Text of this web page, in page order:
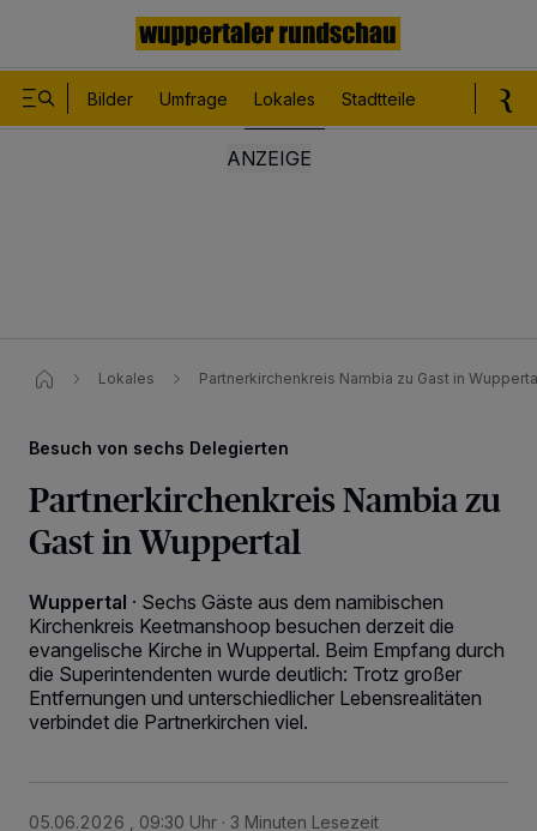
Bilder Umfrage Lokales Stadtteile
Lokales Partnerkirchenkreis Nambia zu Gast in
Besuch von sechs Delegierten
Partnerkirchenkreis Nambia zu
Gast in Wuppertal
Wuppertal · Sechs Gäste aus dem namibischen
Kirchenkreis Keetmanshoop besuchen derzeit die
evangelische Kirche in Wuppertal. Beim Empfang durch
die Superintendenten wurde deutlich: Trotz großer
Entfernungen und unterschiedlicher Lebensrealitäten
verbindet die Partnerkirchen viel.
05.06.2026 , 09:30 Uhr 3 Minuten Lesezeit